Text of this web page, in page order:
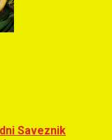
Saveznik